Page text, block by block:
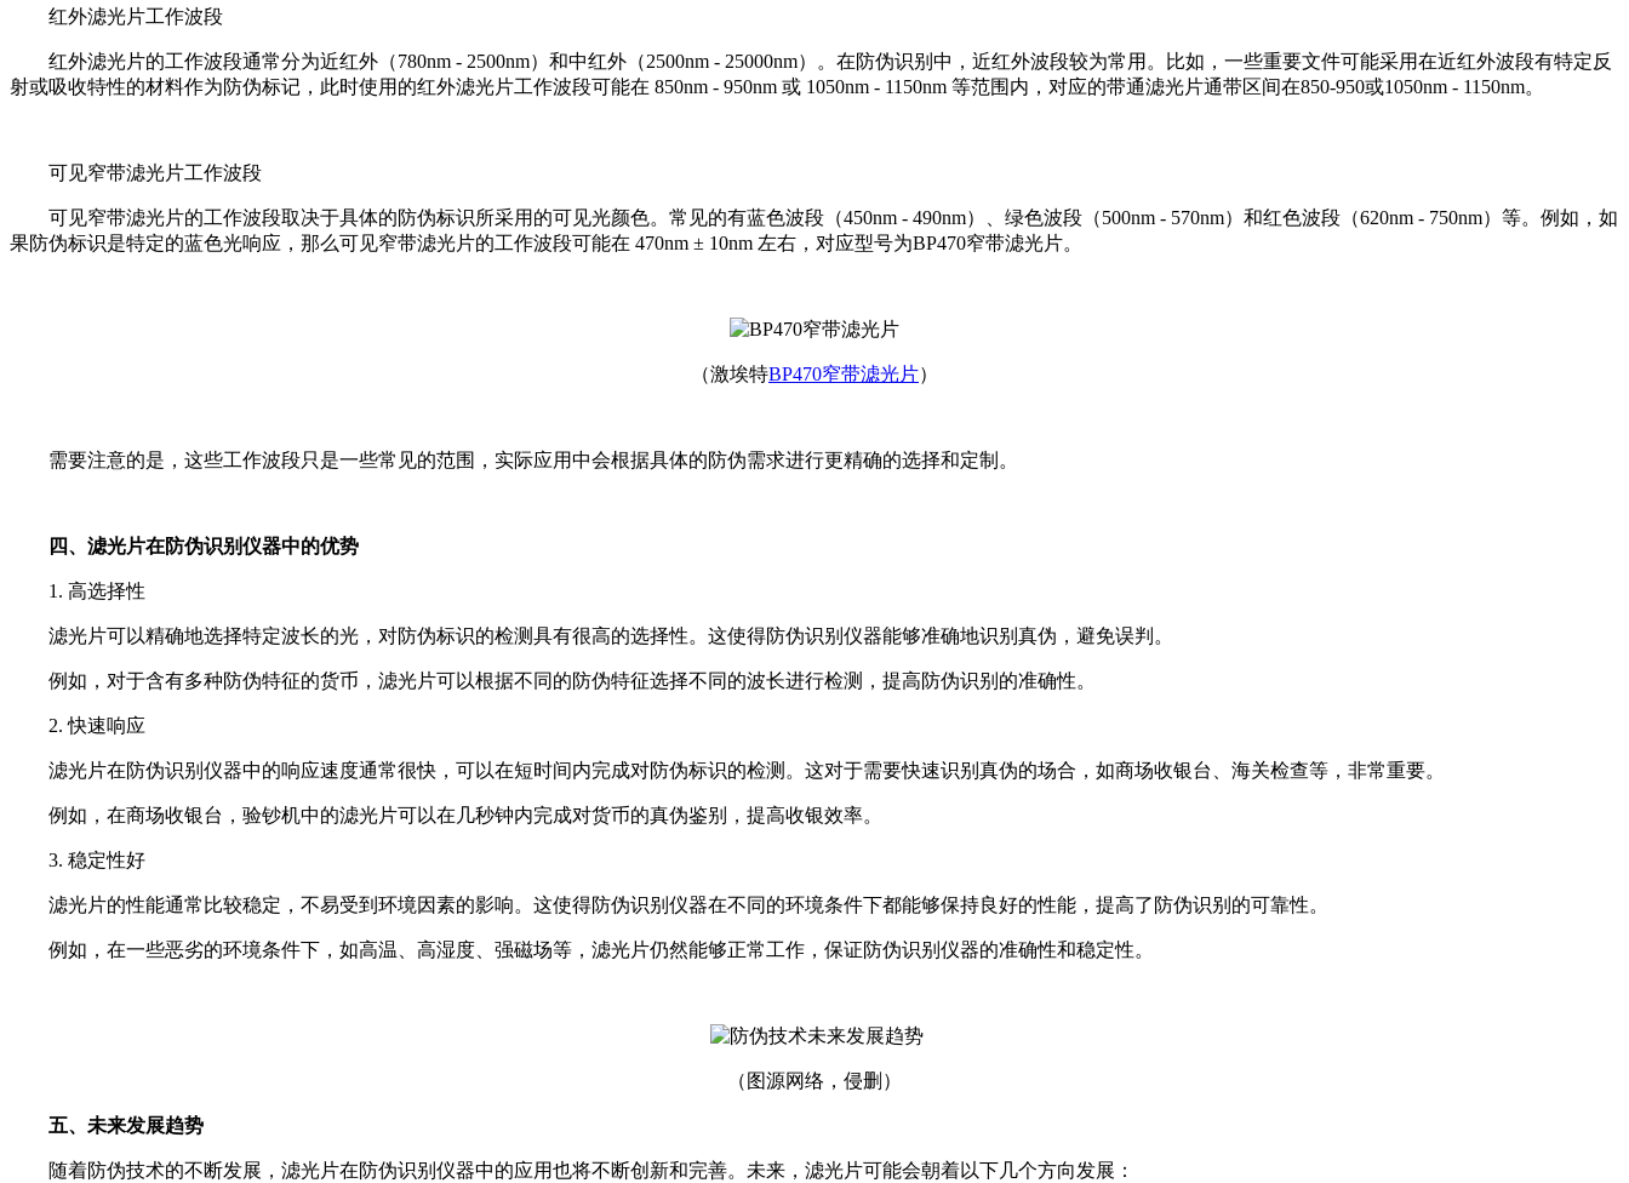
红外滤光片工作波段
红外滤光片的工作波段通常分为近红外（780nm - 2500nm）和中红外（2500nm - 25000nm）。 在防伪识别中，近红外波段较为常用。比如，一些重要文件可能采用在近红外波段有特定反
射或吸收特性的材料作为防伪标记，此时使用的红外滤光片工作波段可能在 850nm - 950nm 或 1050nm - 1150nm 等范围内，对应的带通滤光片通带区间在850-950或1050nm - 1150nm。
可见窄带滤光片工作波段
可见窄带滤光片的工作波段取决于具体的防伪标识所采用的可见光颜色。常见的有蓝色波段（450nm - 490nm）、绿色波段（500nm - 570nm）和红色波段（620nm - 750nm）等。 例如，如
果防伪标识是特定的蓝色光响应，那么可见窄带滤光片的工作波段可能在 470nm ± 10nm 左右，对应型号为BP470窄带滤光片。
（激埃特BP470窄带滤光片）
需要注意的是，这些工作波段只是一些常见的范围，实际应用中会根据具体的防伪需求进行更精确的选择和定制。
四、滤光片在防伪识别仪器中的优势
1. 高选择性
滤光片可以精确地选择特定波长的光，对防伪标识的检测具有很高的选择性。这使得防伪识别仪器能够准确地识别真伪，避免误判。
例如，对于含有多种防伪特征的货币，滤光片可以根据不同的防伪特征选择不同的波长进行检测，提高防伪识别的准确性。
2. 快速响应
滤光片在防伪识别仪器中的响应速度通常很快，可以在短时间内完成对防伪标识的检测。这对于需要快速识别真伪的场合，如商场收银台、海关检查等，非常重要。
例如，在商场收银台，验钞机中的滤光片可以在几秒钟内完成对货币的真伪鉴别，提高收银效率。
3. 稳定性好
滤光片的性能通常比较稳定，不易受到环境因素的影响。这使得防伪识别仪器在不同的环境条件下都能够保持良好的性能，提高了防伪识别的可靠性。
例如，在一些恶劣的环境条件下，如高温、高湿度、强磁场等，滤光片仍然能够正常工作，保证防伪识别仪器的准确性和稳定性。
（图源网络，侵删）
五、未来发展趋势
随着防伪技术的不断发展，滤光片在防伪识别仪器中的应用也将不断创新和完善。未来，滤光片可能会朝着以下几个方向发展：